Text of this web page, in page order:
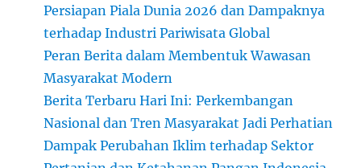
Persiapan Piala Dunia 2026 dan Dampaknya
terhadap Industri Pariwisata Global
Peran Berita dalam Membentuk Wawasan
Masyarakat Modern
Berita Terbaru Hari Ini: Perkembangan
Nasional dan Tren Masyarakat Jadi Perhatian
Dampak Perubahan Iklim terhadap Sektor